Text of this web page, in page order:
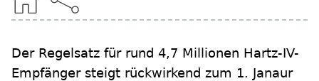
Der Regelsatz für rund 4,7 Millionen Hartz-IV-
Empfänger steigt rückwirkend zum 1. Janaur